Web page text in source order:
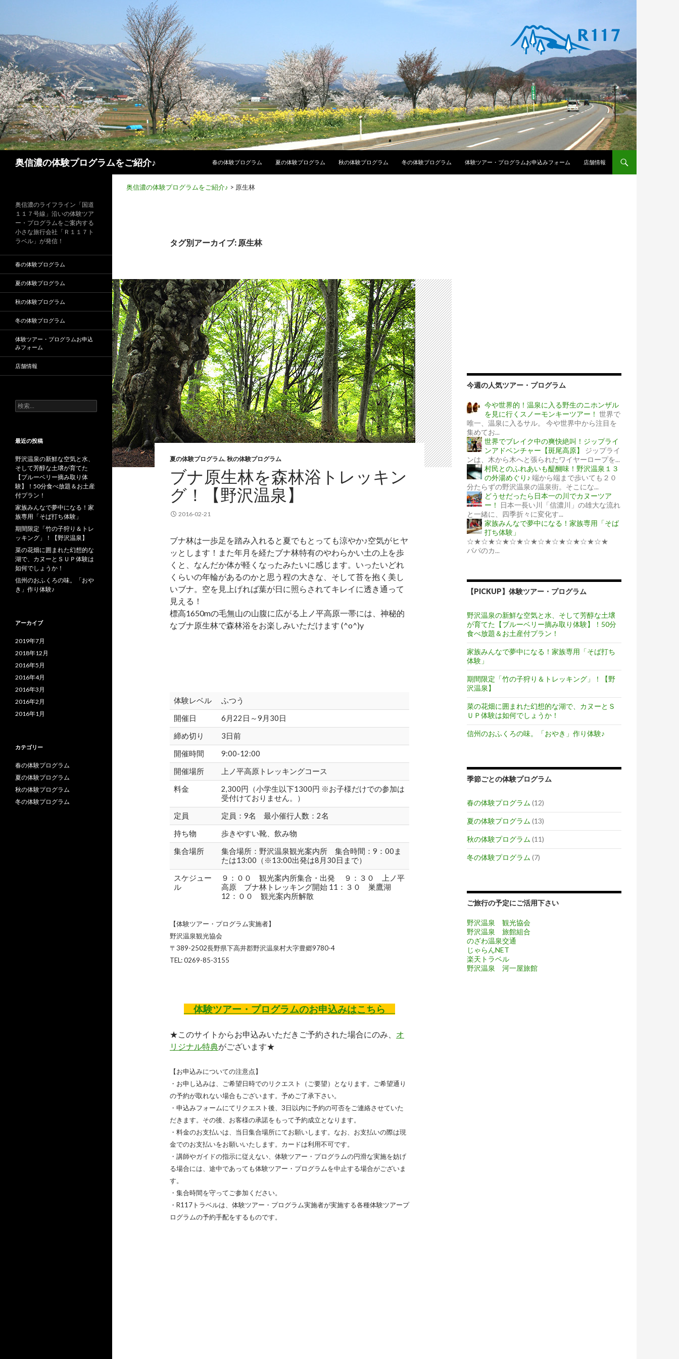
奥信濃の体験プログラムをご紹介♪
春の体験プログラム
夏の体験プログラム 秋の体験プログラム 冬の体験プログラム 体験ツアー・プログラムお申込みフォーム 店舗情報
奥信濃の体験プログラムをご紹介♪ > 原生林
タグ別アーカイブ: 原生林
夏の体験プログラム, 秋の体験プログラム
ブナ原生林を森林浴トレッキン
グ！【野沢温泉】
2016-02-21
ブナ林は一歩足を踏み入れると夏でもとっても涼やか♪空気がヒヤ
ッとします！また年月を経たブナ林特有のやわらかい土の上を歩
くと、なんだか体が軽くなったみたいに感じます。いったいどれ
くらいの年輪があるのかと思う程の大きな、そして苔を抱く美し
いブナ。空を見上げれば葉が日に照らされてキレイに透き通って
見える！
標高1650mの毛無山の山腹に広がる上ノ平高原一帯には、神秘的
なブナ原生林で森林浴をお楽しみいただけます (^o^)y
体験レベル ふつう
開催日 6月22日～9月30日
締め切り 3日前
開催時間 9:00-12:00
開催場所 上ノ平高原トレッキングコース
料金
2,300円（小学生以下1300円 ※お子様だけでの参加は
受付けておりません。）
定員 定員：9名 最小催行人数：2名
持ち物 歩きやすい靴、飲み物
集合場所
集合場所：野沢温泉観光案内所 集合時間：9：00ま
たは13:00（※13:00出発は8月30日まで）
スケジュー
ル
９：００ 観光案内所集合・出発 ９：３０ 上ノ平
高原 ブナ林トレッキング開始 11：３０ 巣鷹湖
12：００ 観光案内所解散
【体験ツアー・プログラム実施者】
野沢温泉観光協会
〒389-2502長野県下高井郡野沢温泉村大字豊郷9780-4
TEL: 0269-85-3155
体験ツアー・プログラムのお申込みはこちら
★このサイトからお申込みいただきご予約された場合にのみ、 オ
リジナル特典がございます★
【お申込みについての注意点】
・お申し込みは、ご希望日時でのリクエスト（ご要望）となります。ご希望通り
の予約が取れない場合もございます。予めご了承下さい。
・申込みフォームにてリクエスト後、3日以内に予約の可否をご連絡させていた
だきます。その後、お客様の承諾をもって予約成立となります。
・料金のお支払いは、当日集合場所にてお願いします。なお、お支払いの際は現
金でのお支払いをお願いいたします。カードは利用不可です。
・講師やガイドの指示に従えない、体験ツアー・プログラムの円滑な実施を妨げ
る場合には、途中であっても体験ツアー・プログラムを中止する場合がございま
す。
・集合時間を守ってご参加ください。
・R117トラベルは、体験ツアー・プログラム実施者が実施する各種体験ツアープ
ログラムの予約手配をするものです。
今週の人気ツアー・プログラム
今や世界的！温泉に入る野生のニホンザル
を見に行くスノーモンキーツアー！ 世界で
唯一、温泉に入るサル。 今や世界中から注目を
集めてお...
世界でブレイク中の爽快絶叫！ジップライ
ンアドベンチャー【斑尾高原】
ジップライ
ンは、木から木へと張られたワイヤーロープを...
村民とのふれあいも醍醐味！野沢温泉１３
の外湯めぐり♪ 端から端まで歩いても２０
分たらずの野沢温泉の温泉街。そこにな...
どうせだったら日本一の川でカヌーツア
ー！
日本一長い川「信濃川」の雄大な流れ
と一緒に、四季折々に変化す...
家族みんなで夢中になる！家族専用「そば
打ち体験」
☆★☆★☆★☆★☆★☆★☆★☆★☆★☆★
パパのカ...
【PICKUP】体験ツアー・プログラム
野沢温泉の新鮮な空気と水、そして芳醇な土壌
が育てた【ブルーベリー摘み取り体験】！50分
食べ放題＆お土産付プラン！
家族みんなで夢中になる！家族専用「そば打ち
体験」
期間限定「竹の子狩り＆トレッキング」！【野
沢温泉】
菜の花畑に囲まれた幻想的な湖で、カヌーとＳ
ＵＰ体験は如何でしょうか！
信州のおふくろの味。「おやき」作り体験♪
季節ごとの体験プログラム
春の体験プログラム (12)
夏の体験プログラム (13)
秋の体験プログラム (11)
冬の体験プログラム (7)
ご旅行の予定にご活用下さい
野沢温泉 観光協会
野沢温泉 旅館組合
のざわ温泉交通
じゃらんNET
楽天トラベル
野沢温泉 河一屋旅館
奥信濃のライフライン「国道
１１７号線」沿いの体験ツア
ー・プログラムをご案内する
小さな旅行会社「Ｒ１１７ト
ラベル」が発信！
春の体験プログラム
夏の体験プログラム
秋の体験プログラム
冬の体験プログラム
体験ツアー・プログラムお申込
みフォーム
店舗情報
検
索
最近の投稿
野沢温泉の新鮮な空気と水、
そして芳醇な土壌が育てた
【ブルーベリー摘み取り体
験】！50分食べ放題＆お土産
付プラン！
家族みんなで夢中になる！家
族専用「そば打ち体験」
期間限定「竹の子狩り＆トレ
ッキング」！【野沢温泉】
菜の花畑に囲まれた幻想的な
湖で、カヌーとＳＵＰ体験は
如何でしょうか！
信州のおふくろの味。「おや
き」作り体験♪
アーカイブ
2019年7月
2018年12月
2016年5月
2016年4月
2016年3月
2016年2月
2016年1月
カテゴリー
春の体験プログラム
夏の体験プログラム
秋の体験プログラム
冬の体験プログラム